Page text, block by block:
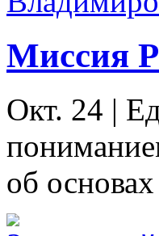
Миссия
Окт. 24 |
об